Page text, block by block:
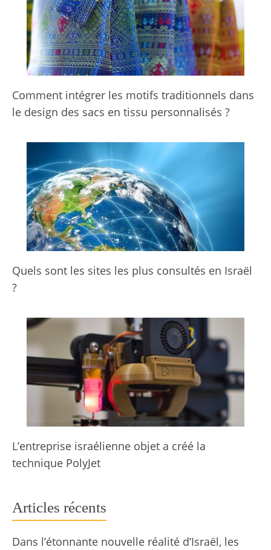
Comment intégrer les motifs traditionnels dans
le design des sacs en tissu personnalisés ?
Quels sont les sites les plus consultés en Israël
?
L’entreprise israélienne objet a créé la
technique PolyJet
Articles récents
Dans l’étonnante nouvelle réalité d’Israël, les